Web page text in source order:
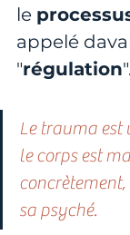
le
appelé
"régulation".
Le trauma est
le corps est
sa psyché.